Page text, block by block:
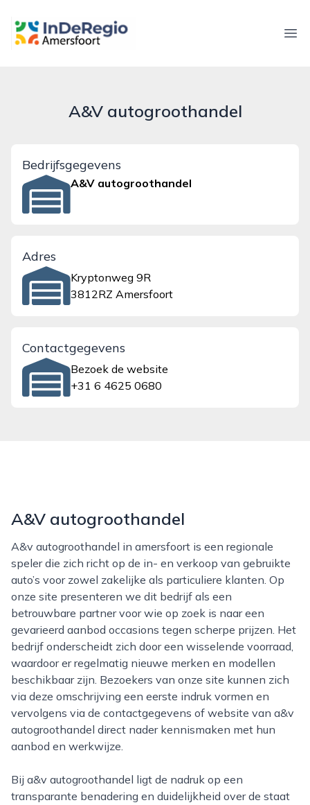
inderegioamersfoort.nl
A&V autogroothandel
Bedrijfsgegevens
A&V autogroothandel
Adres
Kryptonweg 9R
3812RZ Amersfoort
Contactgegevens
Bezoek de website
+31 6 4625 0680
A&V autogroothandel
A&v autogroothandel in amersfoort is een regionale
speler die zich richt op de in- en verkoop van gebruikte
auto’s voor zowel zakelijke als particuliere klanten. Op
onze site presenteren we dit bedrijf als een
betrouwbare partner voor wie op zoek is naar een
gevarieerd aanbod occasions tegen scherpe prijzen. Het
bedrijf onderscheidt zich door een wisselende voorraad,
waardoor er regelmatig nieuwe merken en modellen
beschikbaar zijn. Bezoekers van onze site kunnen zich
via deze omschrijving een eerste indruk vormen en
vervolgens via de contactgegevens of website van a&v
autogroothandel direct nader kennismaken met hun
aanbod en werkwijze.
Bij a&v autogroothandel ligt de nadruk op een
transparante benadering en duidelijkheid over de staat